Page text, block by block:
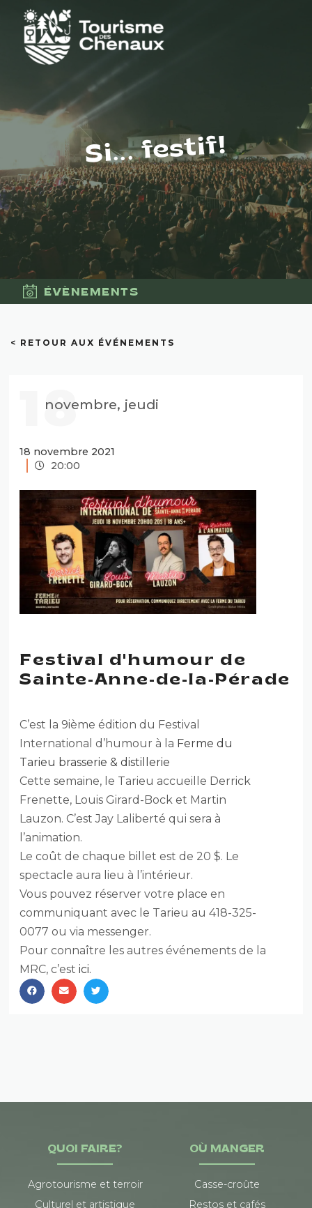
Si... festif!
ÉVÈNEMENTS
< RETOUR AUX ÉVÉNEMENTS
18
novembre, jeudi
18 novembre 2021
20:00
Festival d'humour de
Sainte-Anne-de-la-Pérade
C’est la 9ième édition du Festival
International d’humour à la Ferme du
Tarieu brasserie & distillerie
Cette semaine, le Tarieu accueille Derrick
Frenette, Louis Girard-Bock et Martin
Lauzon. C’est Jay Laliberté qui sera à
l’animation.
Le coût de chaque billet est de 20 $. Le
spectacle aura lieu à l’intérieur.
Vous pouvez réserver votre place en
communiquant avec le Tarieu au 418-325-
0077 ou via messenger.
Pour connaître les autres événements de la
MRC, c’estici.
QUOI FAIRE?
Agrotourisme et terroir
Culturel et artistique
OÙ MANGER
Casse-croûte
Restos et cafés